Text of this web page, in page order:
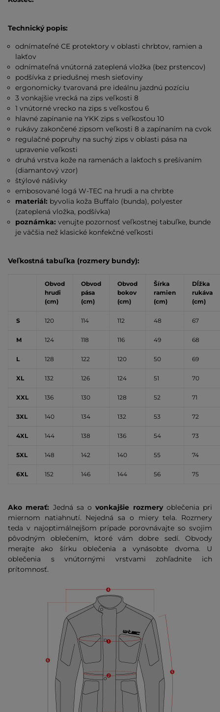
Technický popis:
odnímateľné CE protektory v oblasti chrbtov, ramien a
lakťov
odnímateľná vnútorná zateplená vložka (bez prstencov)
podšívka z priedušnej mesh sieťoviny
ergonomicky tvarovaná pre ideálnu jazdnú pozíciu
3 vonkajšie vrecká na zips veľkosti 8
1 vnútorné vrecko na zips s veľkosťou 6
hlavné zapínanie na YKK zips s veľkosťou 10
rukávy zakončené zipsom veľkosti 8 a zapínaním na cvok
regulačné popruhy na suchý zips v oblasti pása na
upravenie veľkosti
druhá vrstva kože na ramenách a lakťoch s prešívaním
(diamantový vzor)
štýlové nášivky
embosované logá W-TEC na hrudi a na chrbte
materiál: byvolia koža Buffalo (bunda), polyester
(zateplená vložka, podšívka)
poznámka:venujte pozornosť veľkostnej tabuľke, bunde
je väčšia než klasické konfekčné veľkosti
Veľkostná tabuľka (rozmery bundy):
Obvod
hrudi
(cm)
Obvod
pása
(cm)
Obvod
bokov
(cm)
Šírka
ramien
(cm)
Dĺžka
rukáva
(cm)
S 120 114 112 48 67
M 124 118 116 49 68
L 128 122 120 50 69
XL 132 126 124 51 70
XXL 136 130 128 52 71
3XL 140 134 132 53 72
4XL 144 138 136 54 73
5XL 148 142 140 55 74
6XL 152 146 144 56 75
Ako merať: Jedná sa ovonkajšie rozmeryoblečenia pri
miernom natiahnutí. Nejedná sa o miery tela. Rozmery
teda v najoptimálnejšom prípade porovnávajte so svojim
pôvodným oblečením, ktoré vám dobre sedí. Obvody
merajte ako šírku oblečenia a vynásobte dvoma. U
oblečenia s vnútornými vrstvami zohľadnite ich
prítomnosť.